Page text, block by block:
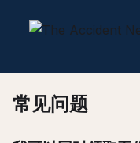
常见问题